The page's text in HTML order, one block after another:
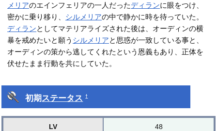
メリアのエインフェリアの一人だったディランに眼をつけ、
密かに乗り移り、 シルメリアの中で静かに時を待っていた。
ディランとしてマテリアライズされた後は、オーディンの横
暴を戒めたいと願う シルメリアと思惑が一致している事と、
オーディンの策から逃してくれたという恩義もあり、正体を
伏せたまま行動を共にしていた。
初期ステータス †
LV 48